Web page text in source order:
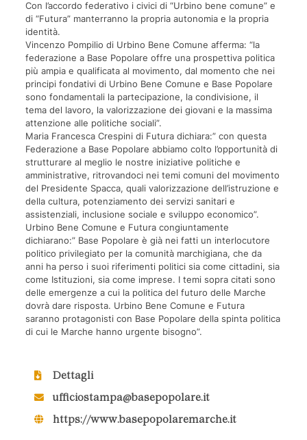
Con l’accordo federativo i civici di “Urbino bene comune” e
di “Futura” manterranno la propria autonomia e la propria
identità.
Vincenzo Pompilio di Urbino Bene Comune afferma: “la
federazione a Base Popolare offre una prospettiva politica
più ampia e qualificata al movimento, dal momento che nei
principi fondativi di Urbino Bene Comune e Base Popolare
sono fondamentali la partecipazione, la condivisione, il
tema del lavoro, la valorizzazione dei giovani e la massima
attenzione alle politiche sociali”.
Maria Francesca Crespini di Futura dichiara:” con questa
Federazione a Base Popolare abbiamo colto l’opportunità di
strutturare al meglio le nostre iniziative politiche e
amministrative, ritrovandoci nei temi comuni del movimento
del Presidente Spacca, quali valorizzazione dell’istruzione e
della cultura, potenziamento dei servizi sanitari e
assistenziali, inclusione sociale e sviluppo economico”.
Urbino Bene Comune e Futura congiuntamente
dichiarano:” Base Popolare è già nei fatti un interlocutore
politico privilegiato per la comunità marchigiana, che da
anni ha perso i suoi riferimenti politici sia come cittadini, sia
come Istituzioni, sia come imprese. I temi sopra citati sono
delle emergenze a cui la politica del futuro delle Marche
dovrà dare risposta. Urbino Bene Comune e Futura
saranno protagonisti con Base Popolare della spinta politica
di cui le Marche hanno urgente bisogno”.
Dettagli
ufficiostampa@basepopolare.it
https://www.basepopolaremarche.it